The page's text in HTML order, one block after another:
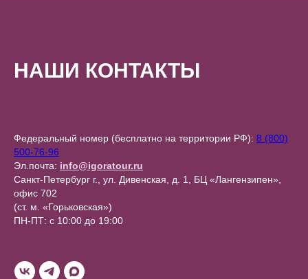
НАШИ КОНТАКТЫ
Федеральный номер (бесплатно на территории РФ): 8 (800)
500-76-96
Эл.почта: info@igoratour.ru
Санкт-Петербург г., ул. Дивенская, д. 1, БЦ «Лангензипен»,
офис 702
(ст. м. «Горьковская»)
ПН-ПТ: с 10:00 до 19:00